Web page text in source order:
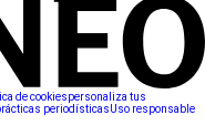
de cookiespersonaliza tus
periodísticasUso responsable